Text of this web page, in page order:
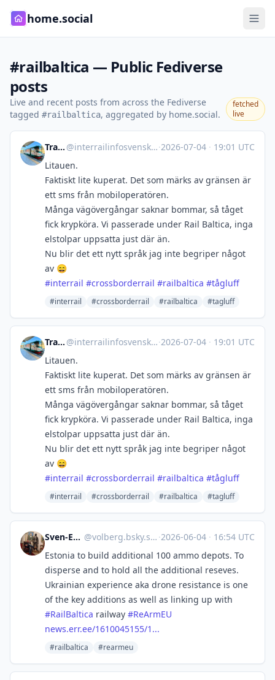
home.social
#railbaltica — Public Fediverse
posts
Live and recent posts from across the Fediverse
tagged #railbaltica, aggregated by home.social.
fetched
live
Trainfo.eu @interrailinfosvenska@mastodonsweden.se ·2026-07-04 · 19:01 UTC
Litauen.
Faktiskt lite kuperat. Det som märks av gränsen är
ett sms från mobiloperatören.
Många vägövergångar saknar bommar, så tåget
fick krypköra. Vi passerade under Rail Baltica, inga
elstolpar uppsatta just där än.
Nu blir det ett nytt språk jag inte begriper något
av 😄
#interrail #crossborderrail #railbaltica #tågluff
#interrail #crossborderrail #railbaltica #tagluff
Trainfo.eu @interrailinfosvenska@mastodonsweden.se ·2026-07-04 · 19:01 UTC
Litauen.
Faktiskt lite kuperat. Det som märks av gränsen är
ett sms från mobiloperatören.
Många vägövergångar saknar bommar, så tåget
fick krypköra. Vi passerade under Rail Baltica, inga
elstolpar uppsatta just där än.
Nu blir det ett nytt språk jag inte begriper något
av 😄
#interrail #crossborderrail #railbaltica #tågluff
#interrail #crossborderrail #railbaltica #tagluff
Sven-Erik Volberg @volberg.bsky.social@bsky.brid.gy ·2026-06-04 · 16:54 UTC
Estonia to build additional 100 ammo depots. To
disperse and to hold all the additional reseves.
Ukrainian experience aka drone resistance is one
of the key additions as well as linking up with
#RailBaltica railway #ReArmEU
news.err.ee/1610045155/1...
#railbaltica #rearmeu